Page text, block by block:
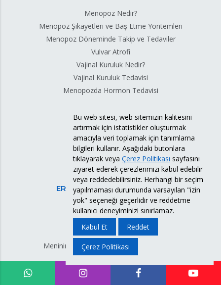
Menopoz Nedir?
Menopoz Şikayetleri ve Baş Etme Yöntemleri
Menopoz Döneminde Takip ve Tedaviler
Vulvar Atrofi
Vajinal Kuruluk Nedir?
Vajinal Kuruluk Tedavisi
Menopozda Hormon Tedavisi
GEBELİKTEN KORUNMA
Deri Altı İmplant
Hormonlu Spiral
Doğum Kontrol Hapları
ERKEKLERDE CİNSEL SAĞLIK
Sertleşme Problemi
Erken Boşalma
Meni (Ejekülat)
Meninin Sulu Gelmesi Veya Kıvamlı Olması
Meni Sızıntısı
Testis Torsiyonu
Bu web sitesi, web sitemizin kalitesini
artırmak için istatistikler oluşturmak
amacıyla veri toplamak için tanımlama
bilgileri kullanır. Aşağıdaki butonlara
tıklayarak veya Çerez Politikası sayfasını
ziyaret ederek çerezlerimizi kabul edebilir
veya reddedebilirsiniz. Herhangi bir seçim
yapılmaması durumunda varsayılan "izin
yok" seçeneği geçerlidir ve reddetme
kullanıcı deneyiminizi sınırlamaz.
Kabul Et
Reddet
Çerez Politikası